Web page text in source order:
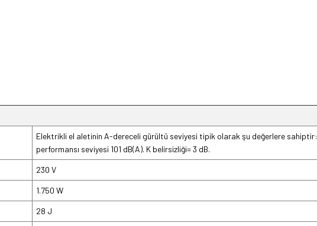
Elektrikli el aletinin A-dereceli gürültü seviyesi tipik olarak şu değerlere sahiptir:
performansı seviyesi 101 dB(A). K belirsizliği= 3 dB.
230 V
1.750 W
28 J